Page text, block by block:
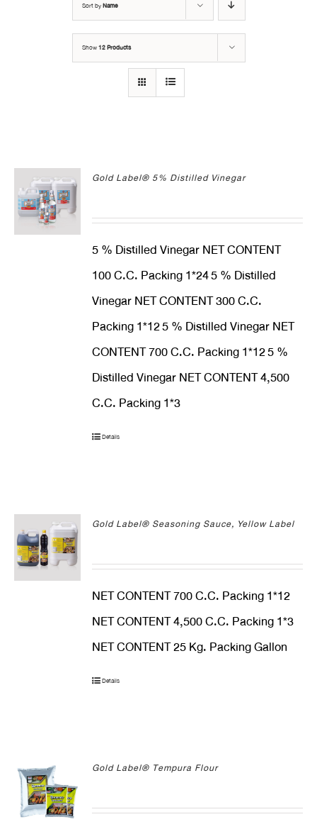
Sort byName
Show12 Products
Gold Label® 5% Distilled Vinegar
5 % Distilled Vinegar NET CONTENT
100 C.C. Packing 1*245 % Distilled
Vinegar NET CONTENT 300 C.C.
Packing 1*125 % Distilled Vinegar NET
CONTENT 700 C.C. Packing 1*125 %
Distilled Vinegar NET CONTENT 4,500
C.C. Packing 1*3
Details
Gold Label® Seasoning Sauce, Yellow Label
NET CONTENT 700 C.C. Packing 1*12
NET CONTENT 4,500 C.C. Packing 1*3
NET CONTENT 25 Kg. Packing Gallon
Details
Gold Label® Tempura Flour